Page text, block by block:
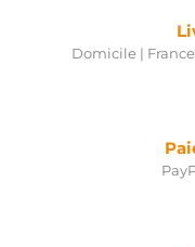
Domicile |